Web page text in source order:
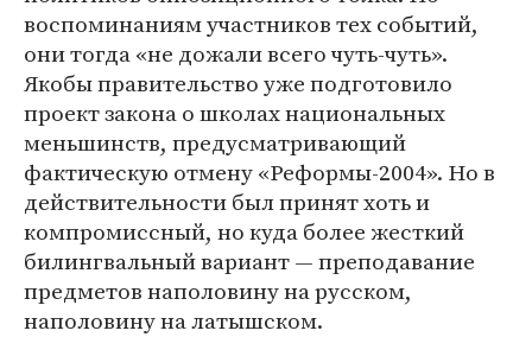
воспоминаниям участников тех событий,
они тогда «не дожали всего чуть-чуть».
Якобы правительство уже подготовило
проект закона о школах национальных
меньшинств, предусматривающий
фактическую отмену «Реформы-2004». Но в
действительности был принят хоть и
компромиссный, но куда более жесткий
билингвальный вариант — преподавание
предметов наполовину на русском,
наполовину на латышском.